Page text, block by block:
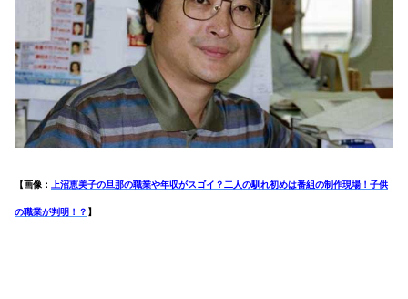
【画像： 上沼恵美子の旦那の職業や年収がスゴイ？二人の馴れ初めは番組の制作現場！子供
の職業が判明！？ 】